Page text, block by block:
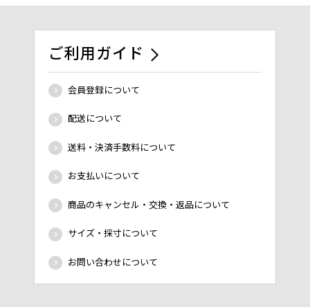
ご利用ガイド
会員登録について
配送について
送料・決済手数料について
お支払いについて
商品のキャンセル・交換・返品について
サイズ・採寸について
お問い合わせについて